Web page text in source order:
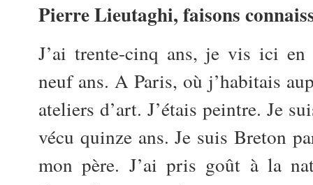
Pierre Lieutaghi, faisons
J’ai trente-cinq ans, je vis ici en
neuf ans. A Paris, où j’habitais
ateliers d’art. J’étais peintre. Je
vécu quinze ans. Je suis Breton
mon père. J’ai pris goût à la